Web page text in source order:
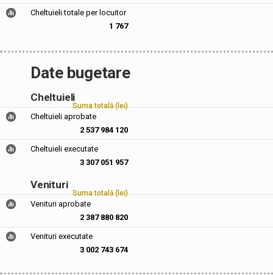
Cheltuieli totale per locuitor
1 767
Date bugetare
Cheltuieli
Suma totală (lei)
Cheltuieli aprobate
2 537 984 120
Cheltuieli executate
3 307 051 957
Venituri
Suma totală (lei)
Venituri aprobate
2 387 880 820
Venituri executate
3 002 743 674